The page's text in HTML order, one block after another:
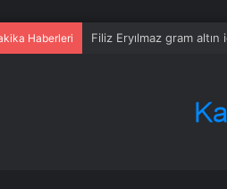
Haberleri Filiz Eryılmaz gram